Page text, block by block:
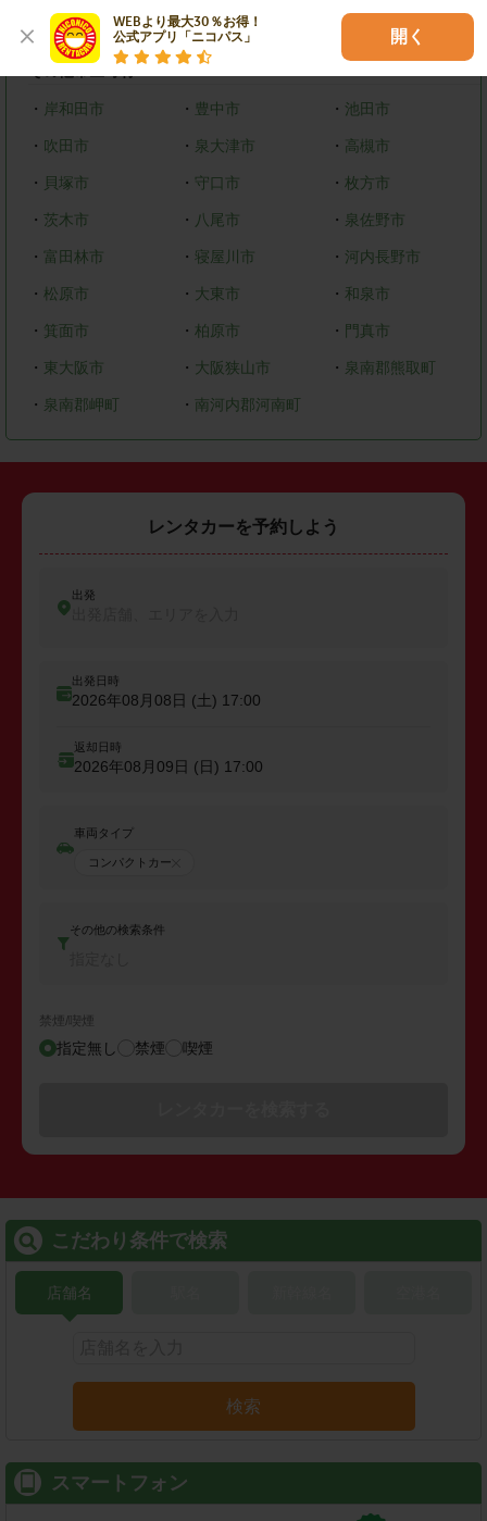
WEBより最大30％お得！
公式アプリ「ニコパス」
開く
美原区
・ 岸和田市 ・ 豊中市 ・ 池田市
・ 吹田市 ・ 泉大津市 ・ 高槻市
・ 貝塚市 ・ 守口市 ・枚方市
・ 茨木市 ・ 八尾市 ・ 泉佐野市
・ 富田林市 ・ 寝屋川市 ・ 河内長野市
・ 松原市 ・ 大東市 ・ 和泉市
・ 箕面市 ・ 柏原市 ・ 門真市
・ 東大阪市 ・ 大阪狭山市 ・ 泉南郡熊取町
・ 泉南郡岬町 ・ 南河内郡河南町
レンタカーを予約しよう
出発
出発日時
2026年08月08日 (土) 17:00
返却日時
2026年08月09日 (日) 17:00
車両タイプ
コンパクトカー
その他の検索条件
禁煙/喫煙
指定無し 禁煙 喫煙
こだわり条件で検索
店舗名
検索
スマートフォン